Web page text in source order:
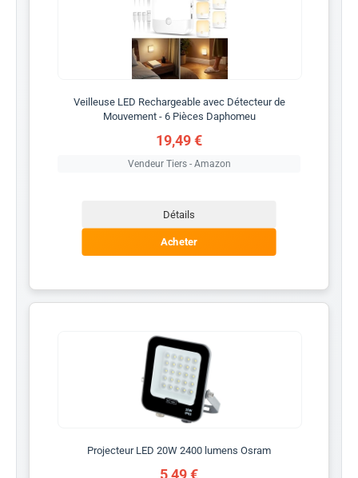
Veilleuse LED Rechargeable avec Détecteur de
Mouvement - 6 Pièces Daphomeu
19,49 €
Vendeur Tiers - Amazon
Détails
Acheter
Projecteur LED 20W 2400 lumens Osram
5,49 €